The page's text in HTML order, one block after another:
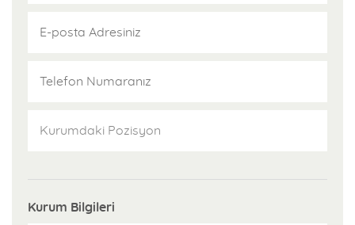
üretmektedir. Franchise şubelerine, kursiyerlere sağlanacak
Türkiye'de yapılan sınavlara yönelik hazırlık için adaylara, uzman
Kurum Bilgileri